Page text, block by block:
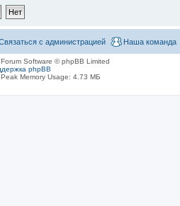
Наша команда
с администрацией
Software © phpBB Limited
phpBB
Peak Memory Usage: 4.73 МБ